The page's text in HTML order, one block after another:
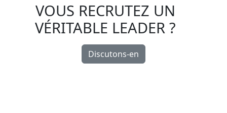
VOUS RECRUTEZ UN
VÉRITABLE LEADER ?
Discutons-en